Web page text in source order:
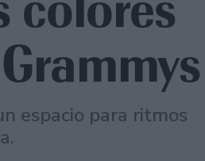
espacio para ritmos